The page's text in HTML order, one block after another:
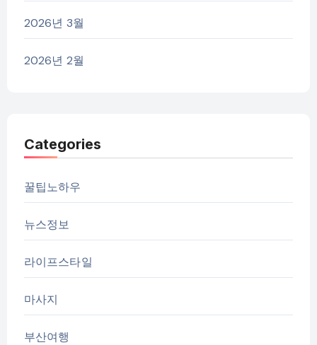
2026년 3월
2026년 2월
Categories
꿀팁노하우
뉴스정보
라이프스타일
마사지
부산여행